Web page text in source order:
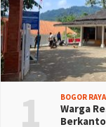
1 BOGOR RAYA
Warga